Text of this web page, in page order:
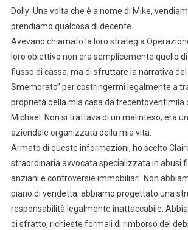
Dolly: Una volta che è a nome di Mike,
prendiamo qualcosa di decente.
Avevano chiamato la loro strategia
loro obiettivo non era semplicemente quello
flusso di cassa, ma di sfruttare la narrativa del
Smemorato” per costringermi legalmente a
proprietà della mia casa da trecentoventimila
Michael. Non si trattava di un malinteso; era
aziendale organizzata della mia vita.
Armato di queste informazioni, ho scelto
straordinaria avvocata specializzata in abusi
anziani e controversie immobiliari. Non
piano di vendetta; abbiamo progettato una
responsabilità legalmente inattaccabile.
di sfratto, richieste formali di rimborso del